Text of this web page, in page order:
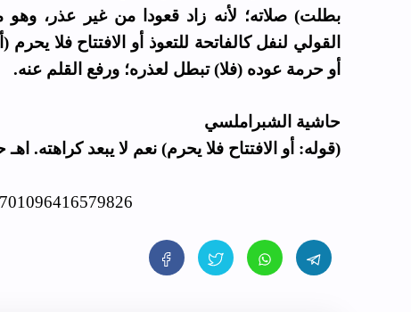
بطلت) صلاته؛ لأنه زاد قعودا من غير عذر،
القولي لنفل كالفاتحة للتعوذ أو الافتتاح فلا
أو حرمة عوده (فلا) تبطل لعذره؛ ورفع القلم عنه.
حاشية الشبراملسي
(قوله: أو الافتتاح فلا يحرم) نعم لا يبعد كراهته.